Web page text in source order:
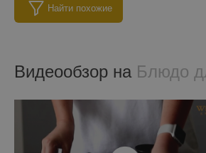
Найти похожие
Видеообзор на Блюдо